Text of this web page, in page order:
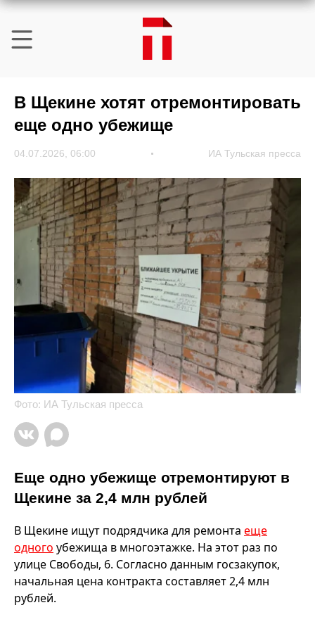
В Щекине хотят отремонтировать
еще одно убежище
04.07.2026, 06:00 ИА Тульская пресса
Фото: ИА Тульская пресса
Еще одно убежище отремонтируют в
Щекине за 2,4 млн рублей
В Щекине ищут подрядчика для ремонта еще
одного убежища в многоэтажке. На этот раз по
улице Свободы, 6. Согласно данным госзакупок,
начальная цена контракта составляет 2,4 млн
рублей.